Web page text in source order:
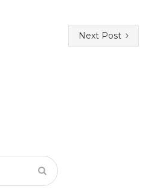
Next Post